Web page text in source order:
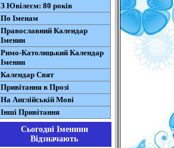
З Ювілеєм: 80 років
По Іменам
Православний Календар
Іменин
Римо-Католицький Календар
Іменин
Календар Свят
Привітання в Прозі
На Англійській Мові
Інші Привітання
Сьогодні Іменини
Відзначають